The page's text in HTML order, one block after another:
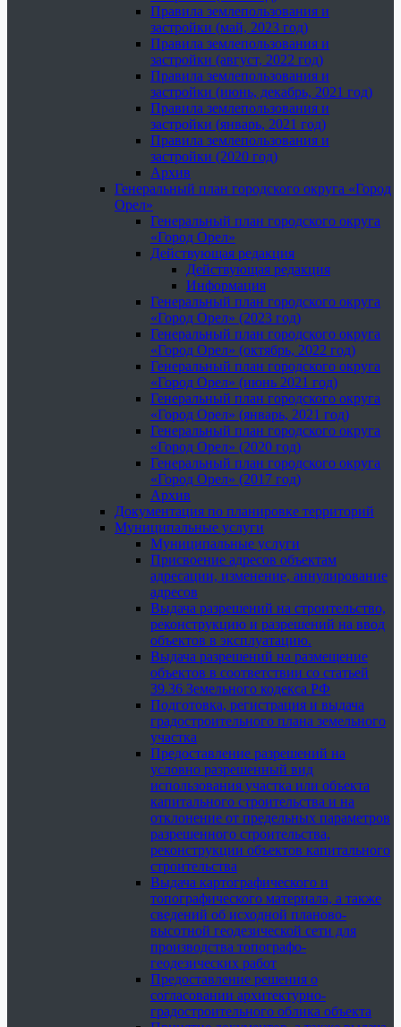
Правила землепользования и
застройки (май, 2023 год)
Правила землепользования и
застройки (август, 2022 год)
Правила землепользования и
застройки (июнь, декабрь, 2021 год)
Правила землепользования и
застройки (январь, 2021 год)
Правила землепользования и
застройки (2020 год)
Архив
Генеральный план городского округа «Город
Орел»
Генеральный план городского округа
«Город Орел»
Действующая редакция
Действующая редакция
Информация
Генеральный план городского округа
«Город Орел» (2023 год)
Генеральный план городского округа
«Город Орел» (октябрь, 2022 год)
Генеральный план городского округа
«Город Орел» (июнь 2021 год)
Генеральный план городского округа
«Город Орел» (январь, 2021 год)
Генеральный план городского округа
«Город Орел» (2020 год)
Генеральный план городского округа
«Город Орел» (2017 год)
Архив
Документация по планировке территорий
Муниципальные услуги
Муниципальные услуги
Присвоение адресов объектам
адресации, изменение, аннулирование
адресов
Выдача разрешений на строительство,
реконструкцию и разрешений на ввод
объектов в эксплуатацию.
Выдача разрешений на размещение
объектов в соответствии со статьей
39.36 Земельного кодекса РФ
Подготовка, регистрация и выдача
градостроительного плана земельного
участка
Предоставление разрешений на
условно разрешенный вид
использования участка или объекта
капитального строительства и на
отклонение от предельных параметров
разрешенного строительства,
реконструкции объектов капитального
строительства
Выдача картографического и
топографического материала, а также
сведений об исходной планово-
высотной геодезической сети для
производства топографо-
геодезических работ
Предоставление решения о
согласовании архитектурно-
градостроительного облика объекта